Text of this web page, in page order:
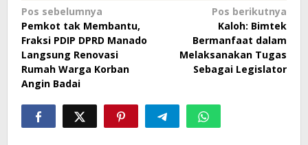
Navigasi
pos
Pos sebelumnya
Pemkot tak Membantu,
Fraksi PDIP DPRD Manado
Langsung Renovasi
Rumah Warga Korban
Angin Badai
Pos berikutnya
Kaloh: Bimtek
Bermanfaat dalam
Melaksanakan Tugas
Sebagai Legislator